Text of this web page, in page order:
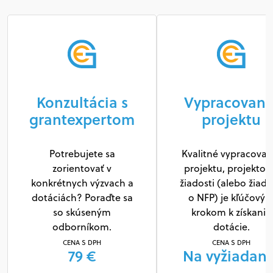
Konzultácia s
grantexpertom
Potrebujete sa
zorientovať v
konkrétnych výzvach a
dotáciách? Poraďte sa
so skúseným
odborníkom.
CENA S DPH
79 €
projektu
Kvalitné
projektu,
žiadosti (alebo
o NFP) je
krokom k získaniu
dotácie.
CENA S DPH
Na